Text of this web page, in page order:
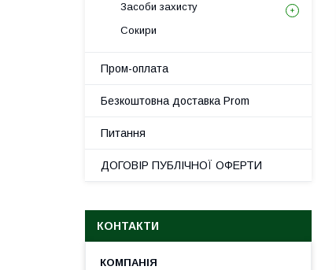
Засоби захисту
Сокири
Пром-оплата
Безкоштовна доставка Prom
Питання
ДОГОВІР ПУБЛІЧНОЇ ОФЕРТИ
КОНТАКТИ